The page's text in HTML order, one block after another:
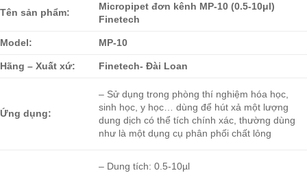
Tên sản phẩm:
Micropipet đơn kênh MP-10 (0.5-10μl)
Finetech
Model: MP-10
Hãng – Xuất xứ: Finetech- Đài Loan
Ứng dụng:
– Sử dụng trong phòng thí nghiệm hóa học,
sinh học, y học… dùng để hút xả một lượng
dung dịch có thể tích chính xác, thường dùng
như là một dụng cụ phân phối chất lỏng
– Dung tích: 0.5-10µl